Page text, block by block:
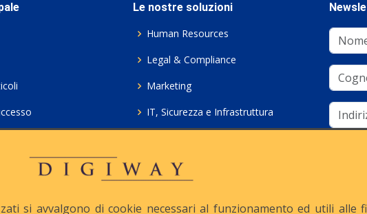
Le nostre soluzioni
Human Resources
Legal & Compliance
Marketing
IT, Sicurezza e Infrastruttura
Consulenza ICT e Licenze
si avvalgono di cookie necessari al funzionamento ed utili alle